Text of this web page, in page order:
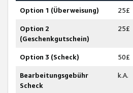
Option 1 (Überweisung) 25£
Option 2
(Geschenkgutschein)
25£
Option 3 (Scheck) 50£
Bearbeitungsgebühr
Scheck
k.A.